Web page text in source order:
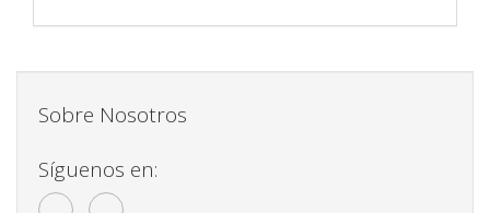
Sobre Nosotros
Síguenos en: